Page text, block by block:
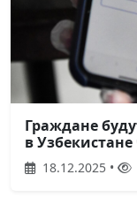
Граждане
в Узбекистане
18.12.2025 •